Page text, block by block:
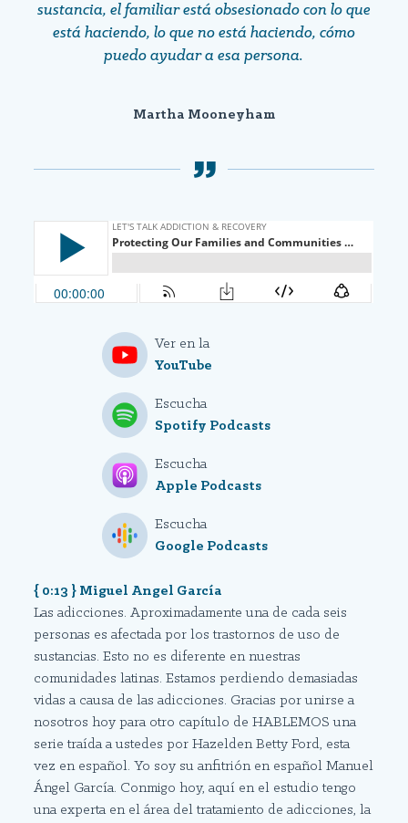
sustancia, el familiar está obsesionado con lo que
está haciendo, lo que no está haciendo, cómo
puedo ayudar a esa persona.
Martha Mooneyham
Ver en la
YouTube
Escucha
Spotify Podcasts
Escucha
Apple Podcasts
Escucha
Google Podcasts
{ 0:13 } Miguel Angel García
Las adicciones. Aproximadamente una de cada seis
personas es afectada por los trastornos de uso de
sustancias. Esto no es diferente en nuestras
comunidades latinas. Estamos perdiendo demasiadas
vidas a causa de las adicciones. Gracias por unirse a
nosotros hoy para otro capítulo de HABLEMOS una
serie traída a ustedes por Hazelden Betty Ford, esta
vez en español. Yo soy su anfitrión en español Manuel
Ángel García. Conmigo hoy, aquí en el estudio tengo
una experta en el área del tratamiento de adicciones, la